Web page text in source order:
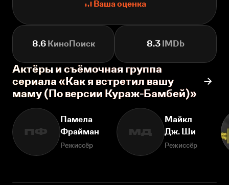
Ваша оценка
8.6КиноПоиск 8.3 IMDb
Актёры и съёмочная группа
сериала «Как я встретил вашу
маму (По версии Кураж-Бамбей)»
ПФ
Памела
Фрайман
Режиссёр
МД
Майкл
Дж. Ши
Режиссёр